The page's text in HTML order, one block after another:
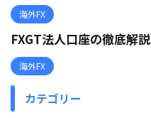
海外FX
FXGT法人口座の徹底解説
海外FX
カテゴリー